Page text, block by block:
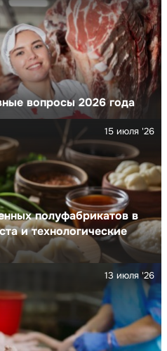
вопросы 2026 года
полуфабрикатов в
и технологические
15 июля '26
13 июля '26